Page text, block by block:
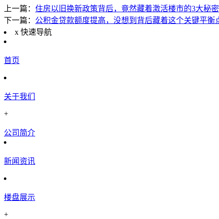
上一篇： 住房以旧换新政策背后，竟然藏着激活楼市的3大秘密
下一篇： 公积金贷款额度提高，没想到背后藏着这个关键平衡
x 快速导航
首页
关于我们
+
公司简介
新闻资讯
楼盘展示
+